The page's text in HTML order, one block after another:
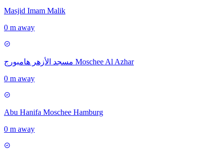
Masjid Imam Malik
0 m away
مسجد الأزهر هامبورج Moschee Al Azhar
0 m away
Abu Hanifa Moschee Hamburg
0 m away